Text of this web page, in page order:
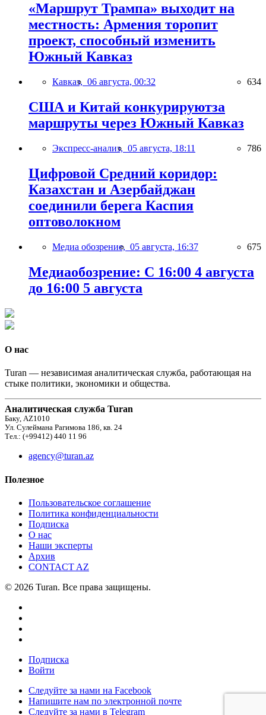
«Маршрут Трампа» выходит на
местность: Армения торопит
проект, способный изменить
Южный Кавказ
Кавказ, 06 августа, 00:32 634
США и Китай конкурируютза
маршруты через Южный Кавказ
Экспресс-анализ, 05 августа, 18:11 786
Цифровой Средний коридор:
Казахстан и Азербайджан
соединили берега Каспия
оптоволокном
Медиа обозрение, 05 августа, 16:37 675
Медиаобозрение: С 16:00 4 августа
до 16:00 5 августа
О нас
Turan — независимая аналитическая служба, работающая на
стыке политики, экономики и общества.
Аналитическая служба Turan
Баку, AZ1010
Ул. Сулеймана Рагимова 186, кв. 24
Тел.: (+99412) 440 11 96
agency@turan.az
Полезное
Пользовательское соглашение
Политика конфиденциальности
Подписка
О нас
Наши эксперты
Архив
CONTACT AZ
© 2026 Turan. Все права защищены.
Подписка
Войти
Следуйте за нами на Facebook
Напишите нам по электронной почте
Следуйте за нами в Telegram